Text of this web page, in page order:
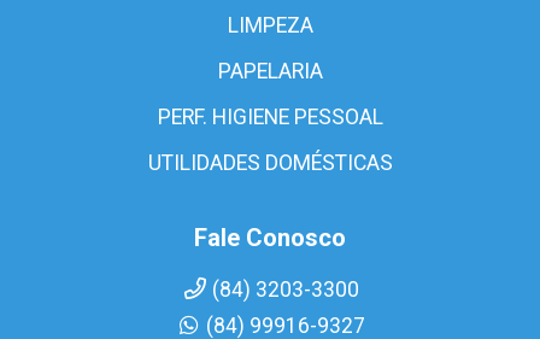
LIMPEZA
PAPELARIA
PERF. HIGIENE PESSOAL
UTILIDADES DOMÉSTICAS
Fale Conosco
(84) 3203-3300
(84) 99916-9327